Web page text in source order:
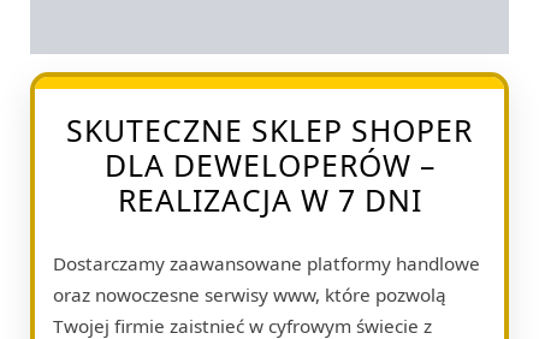
SKUTECZNE SKLEP SHOPER
DLA DEWELOPERÓW –
REALIZACJA W 7 DNI
Dostarczamy zaawansowane platformy handlowe
oraz nowoczesne serwisy www, które pozwolą
Twojej firmie zaistnieć w cyfrowym świecie z